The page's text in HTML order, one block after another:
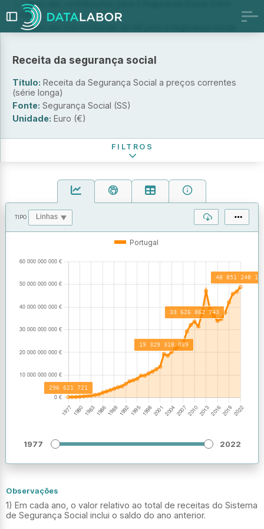
TIPO
Portugal
1977 2022
Observações
1) Em cada ano, o valor relativo ao total de receitas do Sistema
de Segurança Social inclui o saldo do ano anterior.
Receita da segurança social
Título: Receita da Segurança Social a preços correntes
(série longa)
Fonte: Segurança Social (SS)
Unidade: Euro (€)
Peso das contribuições para a Segurança Social (série
longa)
Peso das transferências do OE para a Segurança Social
Unidade
A preços correntes (€)
A preços constantes (ano base=2016) (€)
Percentagem do PIB (%)
FILTROS